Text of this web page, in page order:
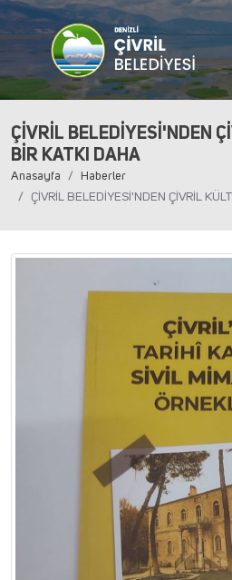
ÇİVRİL BELEDİYESİ'NDEN
BİR KATKI DAHA
Anasayfa
Haberler
ÇİVRİL BELEDİYESİ'NDEN ÇİVRİL